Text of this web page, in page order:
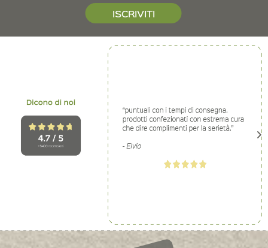
ISCRIVITI